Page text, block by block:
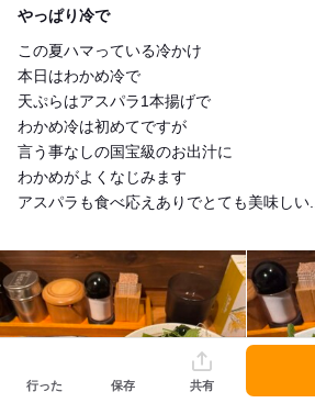
やっぱり冷で
この夏ハマっている冷かけ
本日はわかめ冷で
天ぷらはアスパラ1本揚げで
わかめ冷は初めてですが
言う事なしの国宝級のお出汁に
わかめがよくなじみます
アスパラも食べ応えありでとても美味しい...
行った 保存 共有